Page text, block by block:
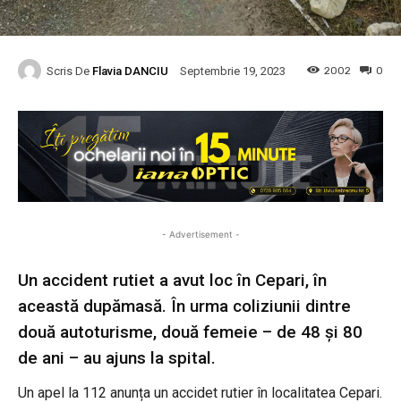
Scris De Flavia DANCIU Septembrie 19, 2023 0
2002
- Advertisement -
Un accident rutiet a avut loc în Cepari, în
această dupămasă. În urma coliziunii dintre
două autoturisme, două femeie – de 48 și 80
de ani – au ajuns la spital.
Un apel la 112 anunța un accidet rutier în localitatea Cepari.